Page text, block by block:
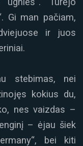
Gi man pačiam,
ir juos
stebimas, nei
kokius du,
nes vaizdas –
– ėjau šiek
bei kiti